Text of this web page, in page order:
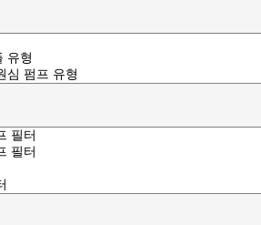
유형
심 펌프 유형
필터
필터